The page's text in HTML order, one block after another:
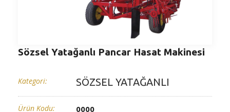
Sözsel Yatağanlı Pancar Hasat Makinesi
Kategori: SÖZSEL YATAĞANLI
Ürün Kodu: 0000